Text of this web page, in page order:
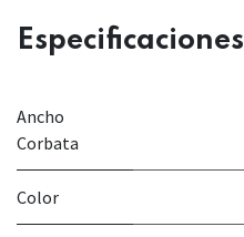
Especificaciones
Ancho
Corbata
Color